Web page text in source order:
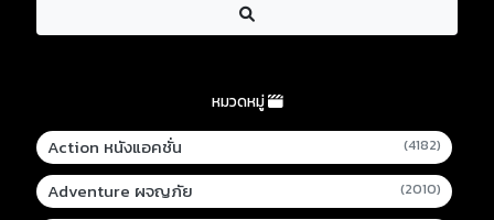
หมวดหมู่
Action หนังแอคชั่น (4182)
Adventure ผจญภัย (2010)